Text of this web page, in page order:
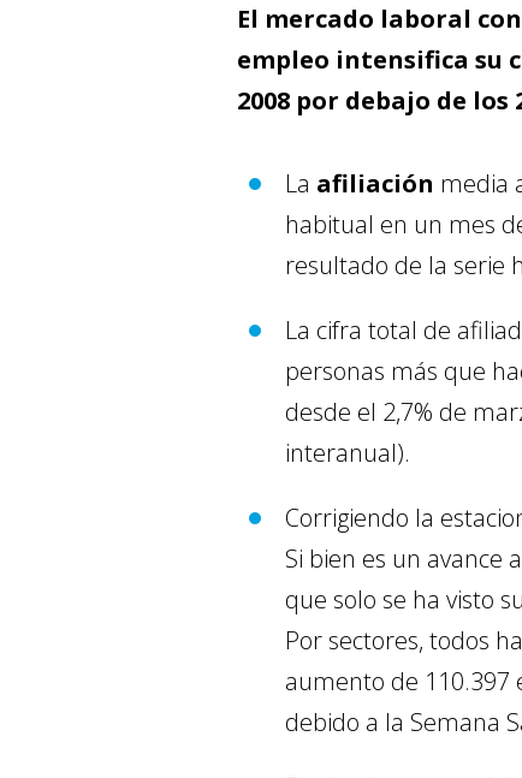
El mercado laboral
empleo intensifica su
2008 por debajo de los
La afiliación media
habitual en un mes
resultado de la serie
La cifra total de
personas más que
desde el 2,7% de
interanual).
Corrigiendo la
Si bien es un avance
que solo se ha visto
Por sectores, todos
aumento de 110.397
debido a la Semana